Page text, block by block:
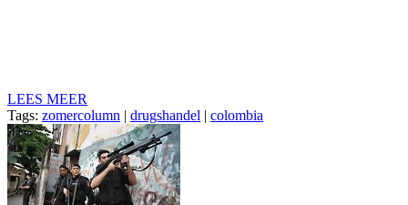
LEES MEER
Tags: zomercolumn | drugshandel | colombia